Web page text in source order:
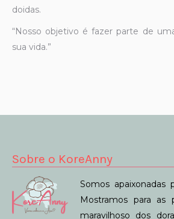
doidas.
“Nosso objetivo é fazer parte de
sua vida.”
Sobre o KoreAnny
Somos apaixonadas
Mostramos para as
maravilhoso dos